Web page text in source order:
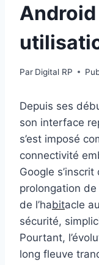
Par Digital RP
Depuis ses
son interface
s’est imposé
connectivité
Google
prolongation de
de l’habitacle
sécurité,
Pourtant,
long fleuve